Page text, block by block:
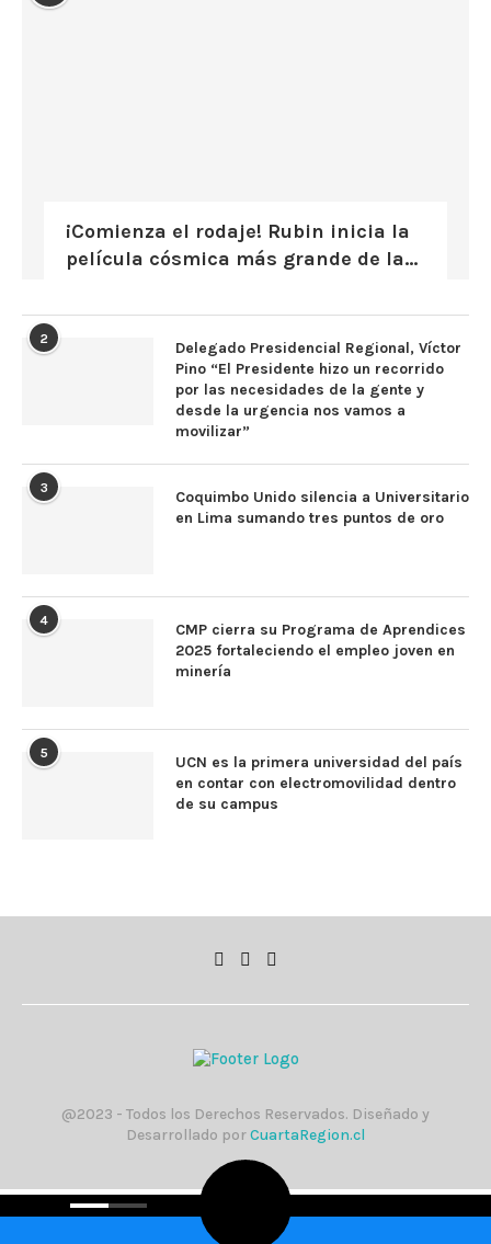
¡Comienza el rodaje! Rubin inicia la
película cósmica más grande de la...
2
Delegado Presidencial Regional, Víctor
Pino “El Presidente hizo un recorrido
por las necesidades de la gente y
desde la urgencia nos vamos a
movilizar”
3
Coquimbo Unido silencia a Universitario
en Lima sumando tres puntos de oro
4
CMP cierra su Programa de Aprendices
2025 fortaleciendo el empleo joven en
minería
5
UCN es la primera universidad del país
en contar con electromovilidad dentro
de su campus
@2023 - Todos los Derechos Reservados. Diseñado y
Desarrollado porCuartaRegion.cl